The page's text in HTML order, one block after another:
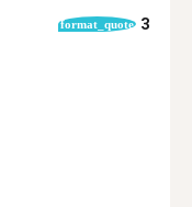
format_quote 3